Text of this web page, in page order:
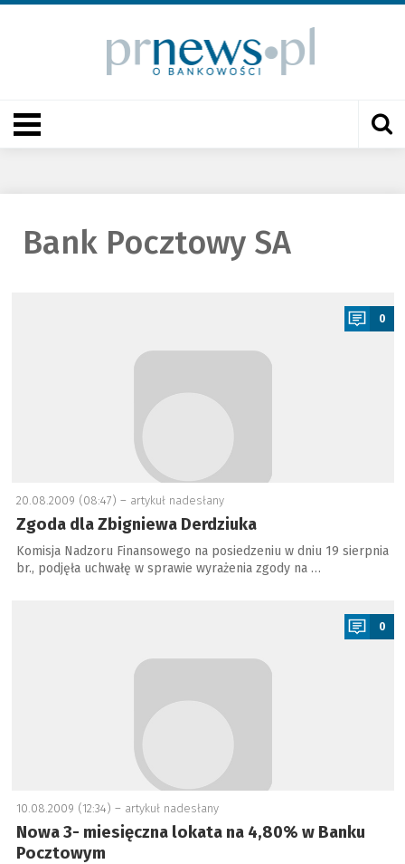
Bank Pocztowy SA
0
20.08.2009 (08:47) – artykuł nadesłany
Zgoda dla Zbigniewa Derdziuka
Komisja Nadzoru Finansowego na posiedzeniu w dniu 19 sierpnia
br., podjęła uchwałę w sprawie wyrażenia zgody na …
0
10.08.2009 (12:34) – artykuł nadesłany
Nowa 3- miesięczna lokata na 4,80% w Banku
Pocztowym